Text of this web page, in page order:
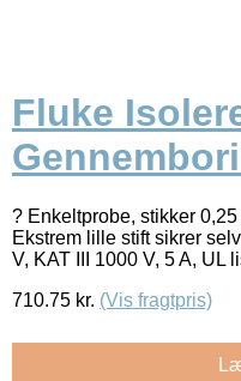
Fluke
? Enkeltprobe, stikker
Ekstrem lille stift sikrer
V, KAT III 1000 V, 5 A, UL
710.75 kr. (Vis fragtpris)